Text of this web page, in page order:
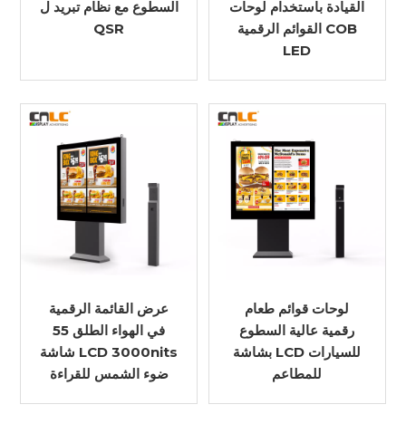
السطوع مع نظام تبريد ل
QSR
القيادة باستخدام لوحات
القوائم الرقمية COB
LED
عرض القائمة الرقمية
في الهواء الطلق 55
شاشة LCD 3000nits
ضوء الشمس للقراءة
لوحات قوائم طعام
رقمية عالية السطوع
بشاشة LCD للسيارات
للمطاعم